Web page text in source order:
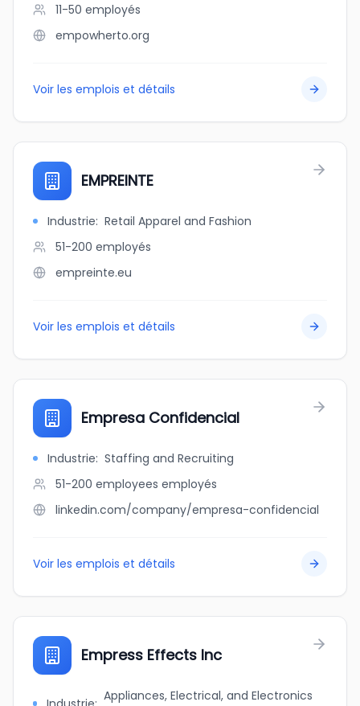
11-50 employés
empowherto.org
Voir les emplois et détails
EMPREINTE
Industrie: Retail Apparel and Fashion
51-200 employés
empreinte.eu
Voir les emplois et détails
Empresa Confidencial
Industrie: Staffing and Recruiting
51-200 employees employés
linkedin.com/company/empresa-confidencial
Voir les emplois et détails
Empress Effects Inc
Appliances, Electrical, and Electronics